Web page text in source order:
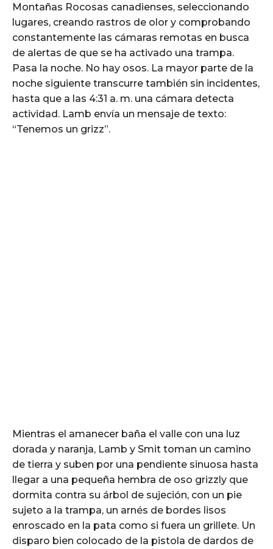
Montañas Rocosas canadienses, seleccionando
lugares, creando rastros de olor y comprobando
constantemente las cámaras remotas en busca
de alertas de que se ha activado una trampa.
Pasa la noche. No hay osos. La mayor parte de la
noche siguiente transcurre también sin incidentes,
hasta que a las 4:31 a. m. una cámara detecta
actividad. Lamb envía un mensaje de texto:
“Tenemos un grizz”.
Mientras el amanecer baña el valle con una luz
dorada y naranja, Lamb y Smit toman un camino
de tierra y suben por una pendiente sinuosa hasta
llegar a una pequeña hembra de oso grizzly que
dormita contra su árbol de sujeción, con un pie
sujeto a la trampa, un arnés de bordes lisos
enroscado en la pata como si fuera un grillete. Un
disparo bien colocado de la pistola de dardos de